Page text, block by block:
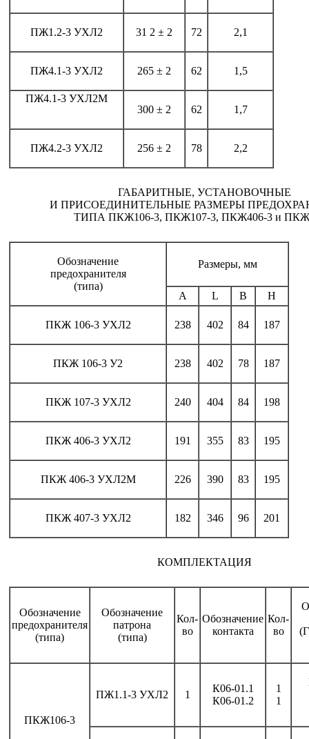
ПЖ1.2-3 УХЛ2 31 2 ± 2 72 2,1
ПЖ4.1-3 УХЛ2 265 ± 2 62 1,5
ПЖ4.1-3 УХЛ2М
300 ± 2
62 1,7
ПЖ4.2-3 УХЛ2 256 ± 2 78 2,2
ГАБАРИТНЫЕ, УСТАНОВОЧНЫЕ
И ПРИСОЕДИНИТЕЛЬНЫЕ РАЗМЕРЫ
ТИПА ПКЖ106-3, ПКЖ107-3, ПКЖ406-3 и
Обозначение
предохранителя
(типа)
Размеры, мм
A L B H
ПКЖ 106-3 УХЛ2 238 402 84 187
ПКЖ 106-3 У2 238 402 78 187
ПКЖ 107-3 УХЛ2 240 404 84 198
ПКЖ 406-3 УХЛ2 191 355 83 195
ПКЖ 406-3 УХЛ2М 226 390 83 195
ПКЖ 407-3 УХЛ2 182 346 96 201
КОМПЛЕКТАЦИЯ
Обозначение
предохранителя
(типа)
Обозначение
патрона
(типа)
Кол-
во
Обозначение
контакта
Кол-
во
ПКЖ106-3
ПЖ1.1-3 УХЛ2 1
К06-01.1
К06-01.2
1
1